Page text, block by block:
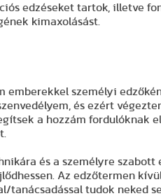
edzéseket tartok, illetve
kimaxolásást.
emberekkel személyi
és ezért
a hozzám fordulóknak
és a személyre
Az edzőtermen
tanácsadással tudok neked